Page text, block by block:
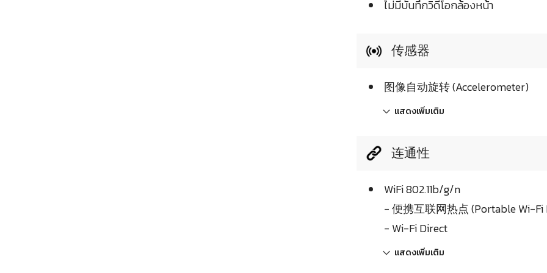
ไม่มีบันทึกวิดีโอกล้องหน้า
传感器
图像自动旋转 (Accelerometer)
แสดงเพิ่มเติม
连通性
WiFi 802.11b/g/n
- 便携互联网热点 (Portable Wi-Fi
- Wi-Fi Direct
แสดงเพิ่มเติม